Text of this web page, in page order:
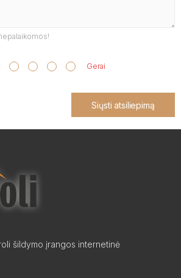
Gerai
Siųsti atsiliepimą
šildymo įrangos internetinė